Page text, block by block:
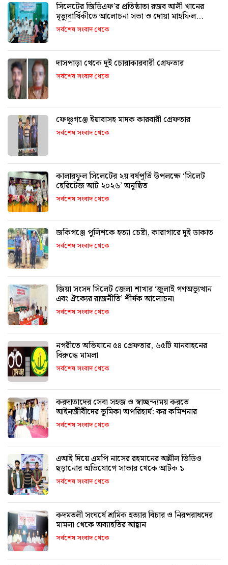
সিলেটের জিডিএফ’র প্রতিষ্ঠাতা রজব আলী খানের
মৃত্যুবার্ষিকীতে আলোচনা সভা ও দোয়া মাহফিল
অনুষ্ঠিত
সর্বশেষ সংবাদ থেকে
দাসপাড়া থেকে দুই চোরাকারবারী গ্রেফতার
সর্বশেষ সংবাদ থেকে
ফেঞ্চুগঞ্জে ইয়াবাসহ মাদক কারবারী গ্রেফতার
সর্বশেষ সংবাদ থেকে
কালারফুল সিলেটের ২য় বর্ষপূর্তি উপলক্ষে ‘সিলেট
হেরিটেজ আর্ট ২০২৬’ অনুষ্ঠিত
সর্বশেষ সংবাদ থেকে
জকিগঞ্জে পুলিশকে হত্যা চেষ্টা, কারাগারে দুই ডাকাত
সর্বশেষ সংবাদ থেকে
জিয়া সংসদ সিলেট জেলা শাখার ‘জুলাই গণঅভ্যুত্থান
এবং ঐক্যের রাজনীতি’ শীর্ষক আলোচনা
সর্বশেষ সংবাদ থেকে
নগরীতে অভিযানে ৫৪ গ্রেফতার, ৬৫টি যানবাহনের
বিরুদ্ধে মামলা
সর্বশেষ সংবাদ থেকে
করদাতাদের সেবা সহজ ও স্বাচ্ছন্দ্যময় করতে
আইনজীবীদের ভূমিকা অপরিহার্য: কর কমিশনার
সর্বশেষ সংবাদ থেকে
এআই দিয়ে এমপি নাসের রহমানের অশ্লীল ভিডিও
ছড়ানোর অভিযোগে সাভার থেকে আটক ১
সর্বশেষ সংবাদ থেকে
কদমতলী সংঘর্ষে শ্রমিক হত্যার বিচার ও নিরপরাধদের
মামলা থেকে অব্যাহতির আহ্বান
সর্বশেষ সংবাদ থেকে